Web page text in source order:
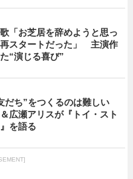
「お芝居を辞めようと思っ
スタートだった」 主演作
“演じる喜び”
だち”をつくるのは難しい
広瀬アリスが『トイ・スト
を語る